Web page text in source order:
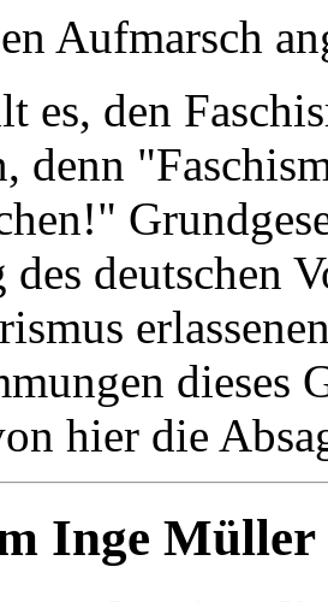
Aufmarsch
es, den
denn
deutschen
dieses
hier die
Inge